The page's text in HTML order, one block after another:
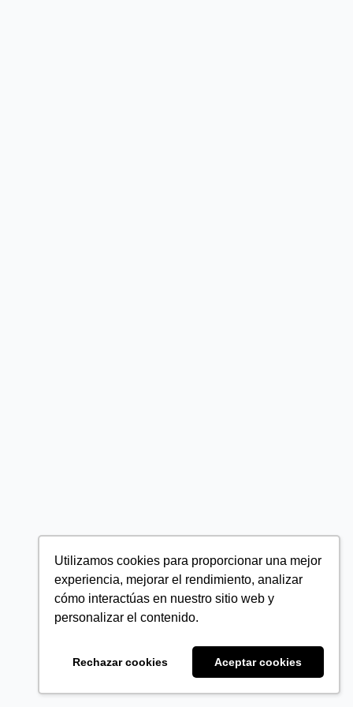
Utilizamos cookies para proporcionar una mejor
experiencia, mejorar el rendimiento, analizar
cómo interactúas en nuestro sitio web y
personalizar el contenido.
Rechazar cookies Aceptar cookies